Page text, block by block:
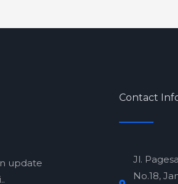
update
Contact
Jl.
No.18,